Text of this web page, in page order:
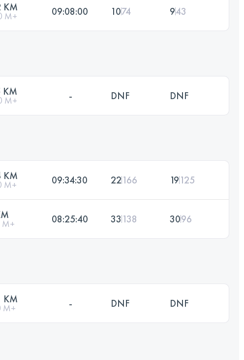
KM
M+ 09:08:00 1074 943
KM
M+ - DNF DNF
KM
M+ 09:34:30 22166 19125
M+ 08:25:40 33 138 3096
KM
M+ - DNF DNF